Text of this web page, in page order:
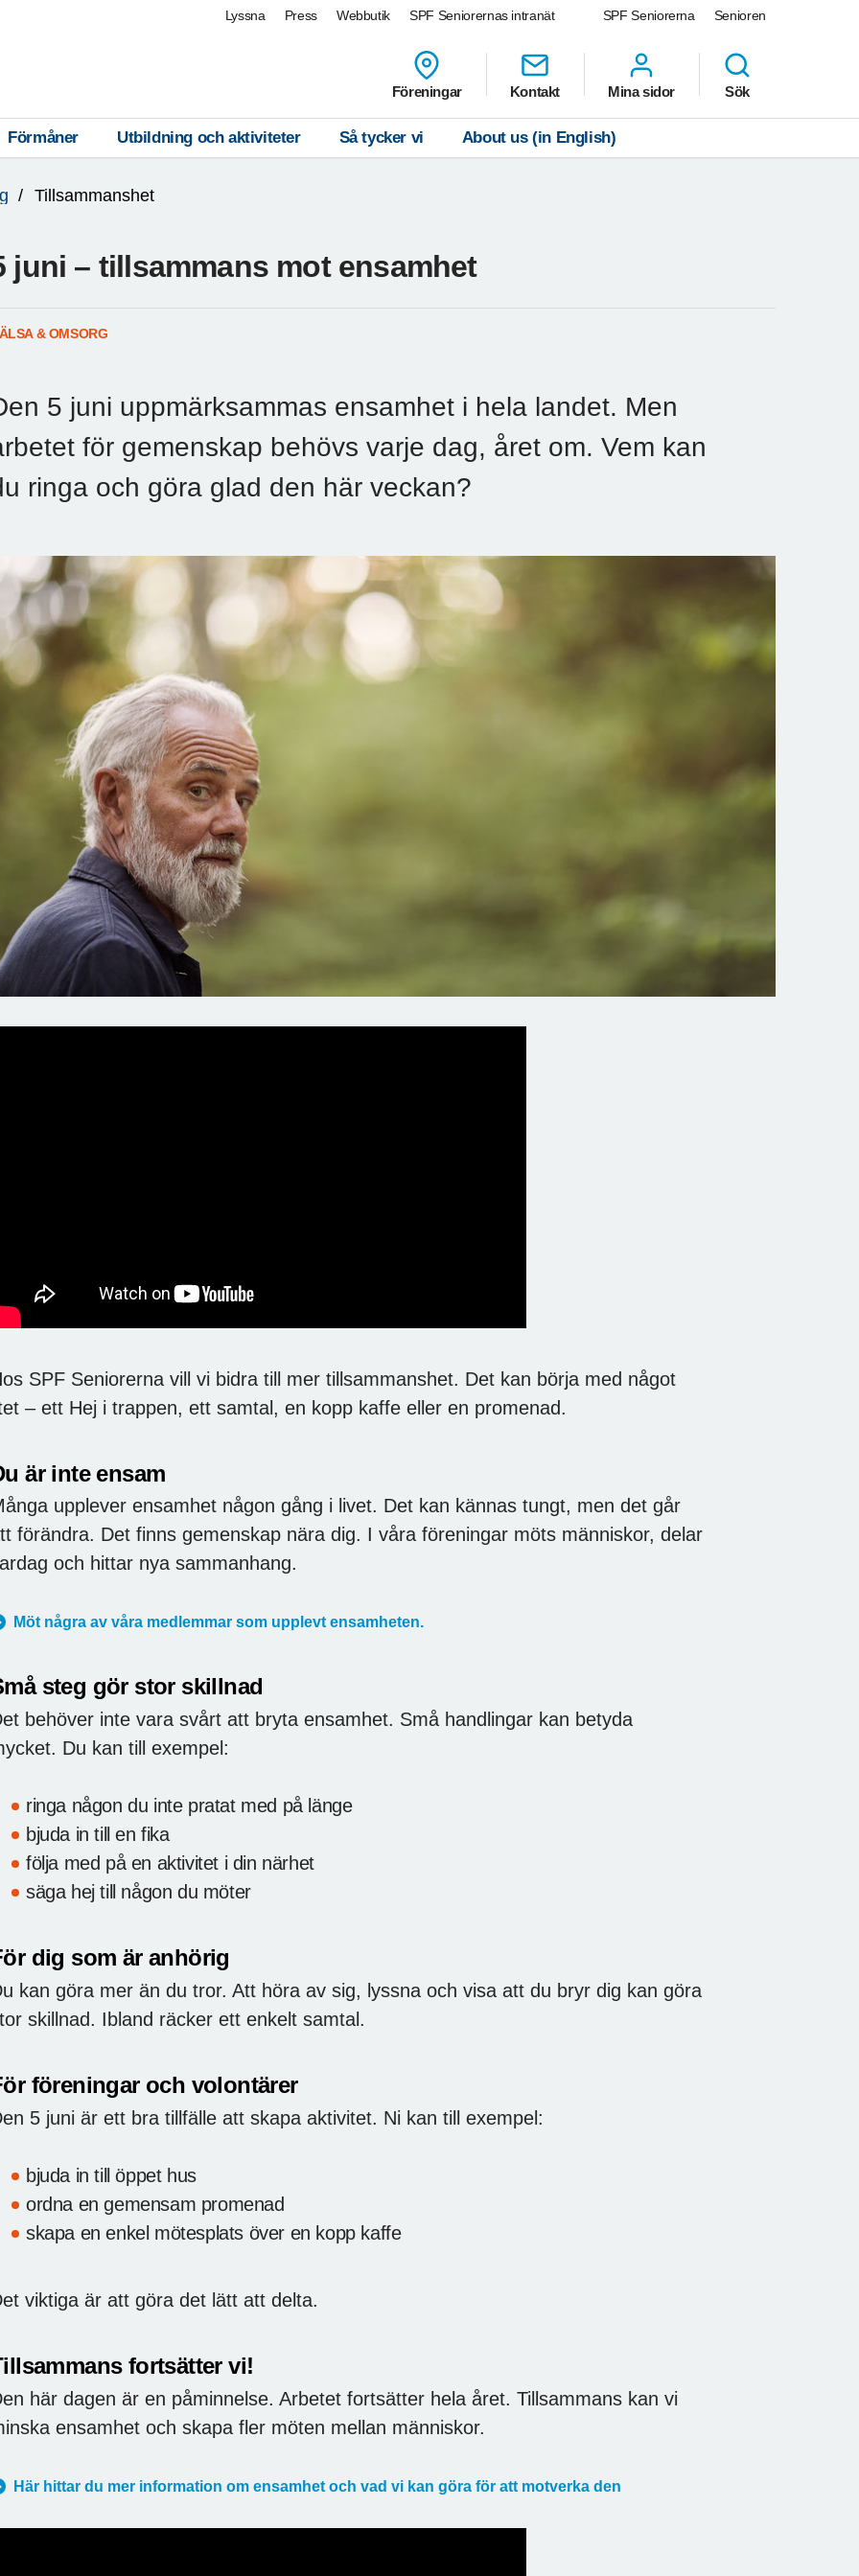
SPF Seniorerna Senioren
Lyssna Press Webbutik SPF Seniorernas intranät
Föreningar Kontakt Mina sidor Sök
Förmåner Utbildning och aktiviteter Så tycker vi About us (in English)
Tillsammanshet
juni – tillsammans mot ensamhet
& OMSORG
5 juni uppmärksammas ensamhet i hela landet. Men
för gemenskap behövs varje dag, året om. Vem kan
ringa och göra glad den här veckan?
SPF Seniorerna vill vi bidra till mer tillsammanshet. Det kan börja med något
– ett Hej i trappen, ett samtal, en kopp kaffe eller en promenad.
är inte ensam
upplever ensamhet någon gång i livet. Det kan kännas tungt, men det går
förändra. Det finns gemenskap nära dig. I våra föreningar möts människor, delar
och hittar nya sammanhang.
Möt några av våra medlemmar som upplevt ensamheten.
steg gör stor skillnad
behöver inte vara svårt att bryta ensamhet. Små handlingar kan betyda
Du kan till exempel:
ringa någon du inte pratat med på länge
bjuda in till en fika
följa med på en aktivitet i din närhet
säga hej till någon du möter
dig som är anhörig
kan göra mer än du tror. Att höra av sig, lyssna och visa att du bryr dig kan göra
skillnad. Ibland räcker ett enkelt samtal.
föreningar och volontärer
5 juni är ett bra tillfälle att skapa aktivitet. Ni kan till exempel:
bjuda in till öppet hus
ordna en gemensam promenad
skapa en enkel mötesplats över en kopp kaffe
viktiga är att göra det lätt att delta.
fortsätter vi!
här dagen är en påminnelse. Arbetet fortsätter hela året. Tillsammans kan vi
ensamhet och skapa fler möten mellan människor.
Här hittar du mer information om ensamhet och vad vi kan göra för att motverka den